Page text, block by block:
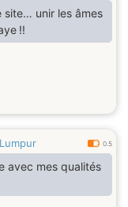
site… unir les âmes
!!
0.5
avec mes qualités